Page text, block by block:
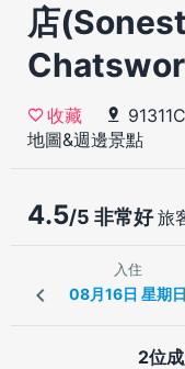
店
收藏
地圖&週邊景點
4.5/5 非常好旅
入住
2位